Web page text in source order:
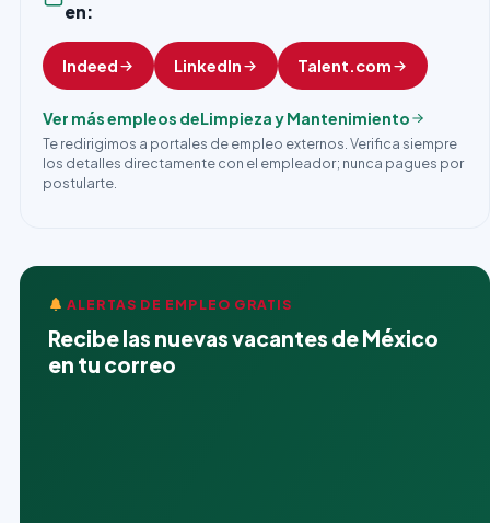
en:
Indeed LinkedIn Talent.com
Ver más empleos deLimpieza y Mantenimiento
Te redirigimos a portales de empleo externos. Verifica siempre
los detalles directamente con el empleador; nunca pagues por
postularte.
ALERTAS DE EMPLEO GRATIS
Recibe las nuevas vacantes de México
en tu correo